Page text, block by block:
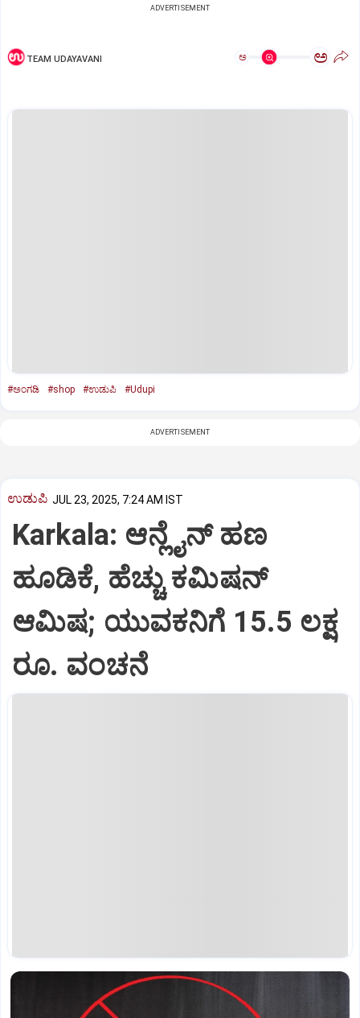
ADVERTISEMENT
TEAM UDAYAVANI ಅ ಅ
#ಅಂಗಡಿ #shop #ಉಡುಪಿ #Udupi
ADVERTISEMENT
ಉಡುಪಿ JUL 23, 2025, 7:24 AM IST
Karkala: ಆನ್ಲೈನ್‌ ಹಣ
ಹೂಡಿಕೆ, ಹೆಚ್ಚು ಕಮಿಷನ್‌
ಆಮಿಷ; ಯುವಕನಿಗೆ 15.5 ಲಕ್ಷ
ರೂ. ವಂಚನೆ